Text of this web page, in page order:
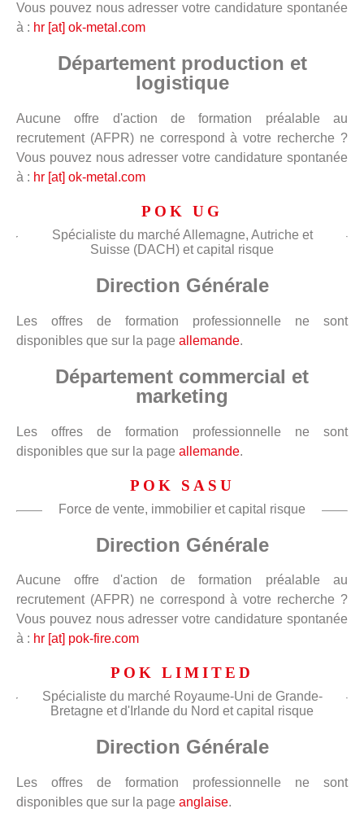
Vous pouvez nous adresser votre candidature spontanée
à : hr [at] ok-metal.com
Département production et
logistique
Aucune offre d'action de formation préalable au
recrutement (AFPR) ne correspond à votre recherche ?
Vous pouvez nous adresser votre candidature spontanée
à : hr [at] ok-metal.com
POK UG
Spécialiste du marché Allemagne, Autriche et
Suisse (DACH) et capital risque
Direction Générale
Les offres de formation professionnelle ne sont
disponibles que sur la page allemande.
Département commercial et
marketing
Les offres de formation professionnelle ne sont
disponibles que sur la page allemande.
POK SASU
Force de vente, immobilier et capital risque
Direction Générale
Aucune offre d'action de formation préalable au
recrutement (AFPR) ne correspond à votre recherche ?
Vous pouvez nous adresser votre candidature spontanée
à : hr [at] pok-fire.com
POK LIMITED
Spécialiste du marché Royaume-Uni de Grande-
Bretagne et d'Irlande du Nord et capital risque
Direction Générale
Les offres de formation professionnelle ne sont
disponibles que sur la page anglaise.